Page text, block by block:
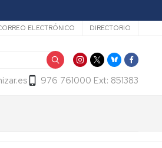
ELECTRÓNICO DIRECTORIO
976 761000 Ext: 851383